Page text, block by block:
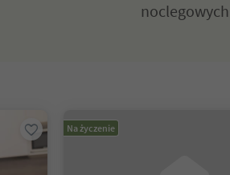
noclegowych
Na życzenie